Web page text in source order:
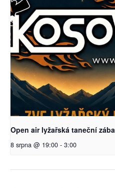
Open air lyžařská taneční
8 srpna @ 19:00 - 3:00